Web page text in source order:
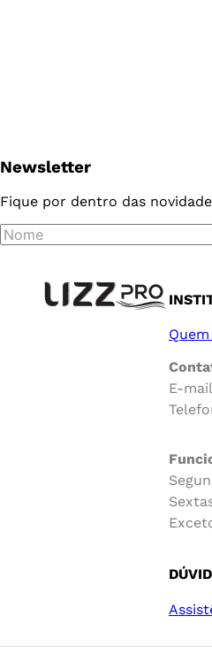
Newsletter
Fique por dentro das
E-